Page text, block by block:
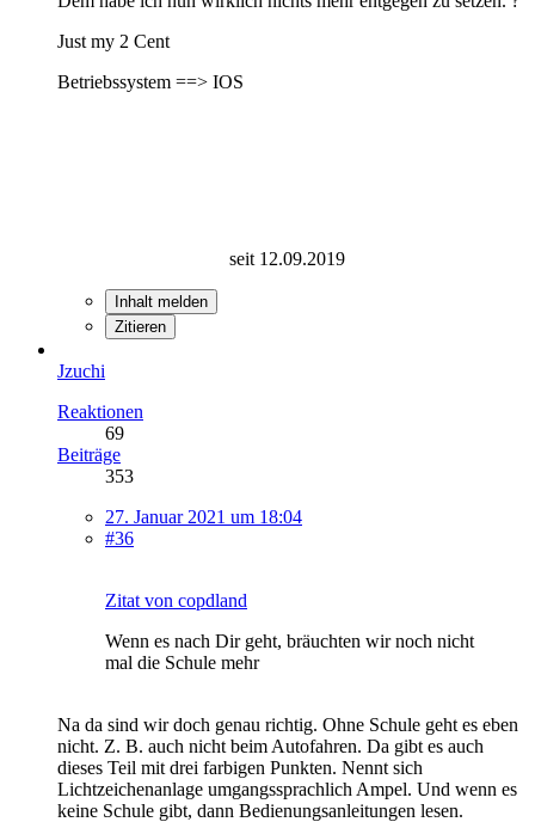
Just my 2 Cent
Betriebssystem ==> IOS
seit 12.09.2019
Inhalt melden
Zitieren
Jzuchi
Reaktionen
69
Beiträge
353
27. Januar 2021 um 18:04
#36
Zitat von copdland
Wenn es nach Dir geht, bräuchten wir noch nicht
mal die Schule mehr
Na da sind wir doch genau richtig. Ohne Schule geht es eben
nicht. Z. B. auch nicht beim Autofahren. Da gibt es auch
dieses Teil mit drei farbigen Punkten. Nennt sich
Lichtzeichenanlage umgangssprachlich Ampel. Und wenn es
keine Schule gibt, dann Bedienungsanleitungen lesen.